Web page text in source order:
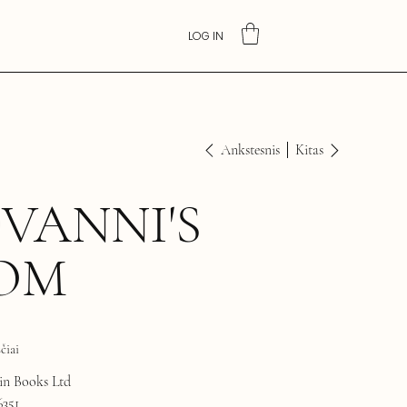
LOG IN
Ankstesnis Kitas
Books Ltd